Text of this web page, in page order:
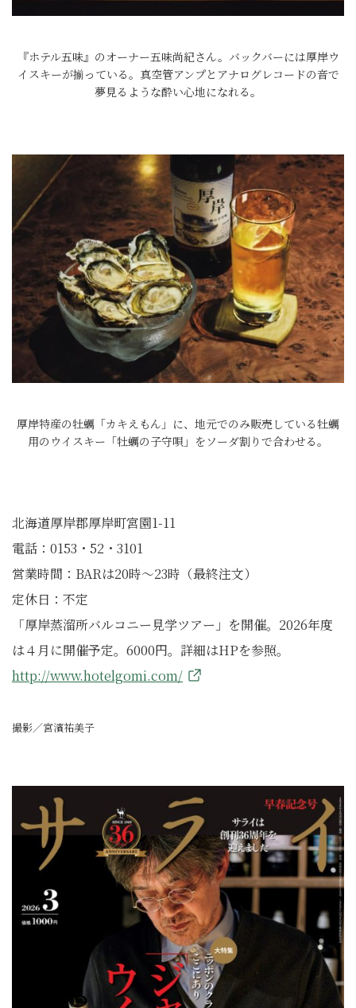
『ホテル五味』のオーナー五味尚紀さん。バックバーには厚岸ウ
イスキーが揃っている。真空管アンプとアナログレコードの音で
夢見るような酔い心地になれる。
厚岸特産の牡蠣「カキえもん」に、地元でのみ販売している牡蠣
用のウイスキー「牡蠣の子守唄」をソーダ割りで合わせる。
北海道厚岸郡厚岸町宮園1-11
電話：0153・52・3101
営業時間：BARは20時〜23時（最終注文）
定休日：不定
「厚岸蒸溜所バルコニー見学ツアー」を開催。2026年度
は４月に開催予定。6000円。詳細はHPを参照。
http://www.hotelgomi.com/
撮影／宮濱祐美子